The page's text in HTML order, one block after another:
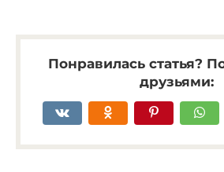
Понравилась статья?
друзьями: